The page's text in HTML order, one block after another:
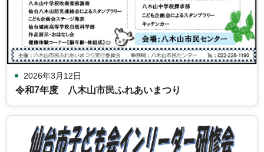
2026年3月12日
令和7年度 八木山市民ふれあいまつり